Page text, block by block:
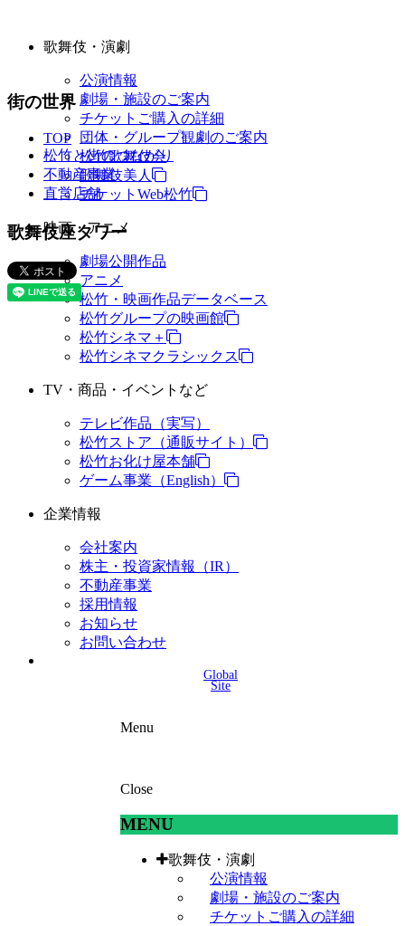
歌舞伎・演劇
公演情報
劇場・施設のご案内
チケットご購入の詳細
団体・グループ観劇のご案内
松竹歌舞伎会
歌舞伎美人
チケットWeb松竹
映画・アニメ
劇場公開作品
アニメ
松竹・映画作品データベース
松竹グループの映画館
松竹シネマ＋
松竹シネマクラシックス
TV・商品・イベントなど
テレビ作品（実写）
松竹ストア（通販サイト）
松竹お化け屋本舗
ゲーム事業（English）
企業情報
会社案内
株主・投資家情報（IR）
不動産事業
採用情報
お知らせ
お問い合わせ
Global
Site
Menu
Close
MENU
歌舞伎・演劇
公演情報
劇場・施設のご案内
チケットご購入の詳細
街の世界
TOP
松竹と街のつながり
不動産事業
直営店舗
歌舞伎座タワー